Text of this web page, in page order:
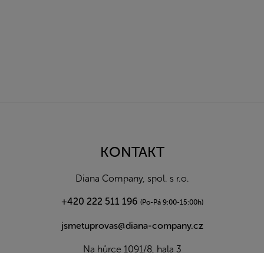
KONTAKT
Diana Company, spol. s r.o.
+420 222 511 196 (Po-Pá 9:00-15:00h)
jsmetuprovas@diana-company.cz
Na hůrce 1091/8, hala 3